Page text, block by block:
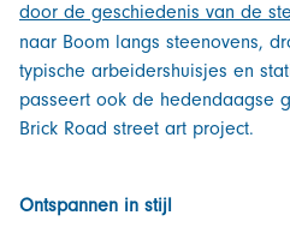
door de geschiedenis van de
naar Boom langs steenovens,
typische arbeidershuisjes en
passeert ook de hedendaagse
Brick Road street art project.
Ontspannen in stijl